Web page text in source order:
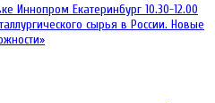
Иннопром Екатеринбург 10.30-12.00
сырья в России. Новые